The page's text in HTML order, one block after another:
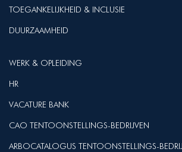
TOEGANKELIJKHEID & INCLUSIE
DUURZAAMHEID
WERK & OPLEIDING
HR
VACATURE BANK
CAO TENTOONSTELLINGS-BEDRIJVEN
ARBOCATALOGUS TENTOONSTELLINGS-